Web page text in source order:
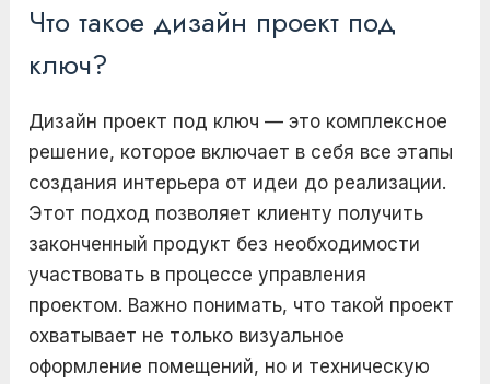
Что такое дизайн проект под
ключ?
Дизайн проект под ключ — это комплексное
решение, которое включает в себя все этапы
создания интерьера от идеи до реализации.
Этот подход позволяет клиенту получить
законченный продукт без необходимости
участвовать в процессе управления
проектом. Важно понимать, что такой проект
охватывает не только визуальное
оформление помещений, но и техническую